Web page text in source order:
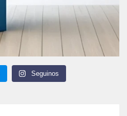
Seguinos